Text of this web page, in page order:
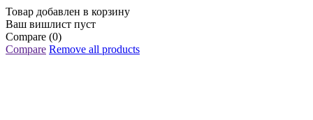
Товар добавлен в корзину
Ваш вишлист пуст
Compare (0)
Compare Remove all products